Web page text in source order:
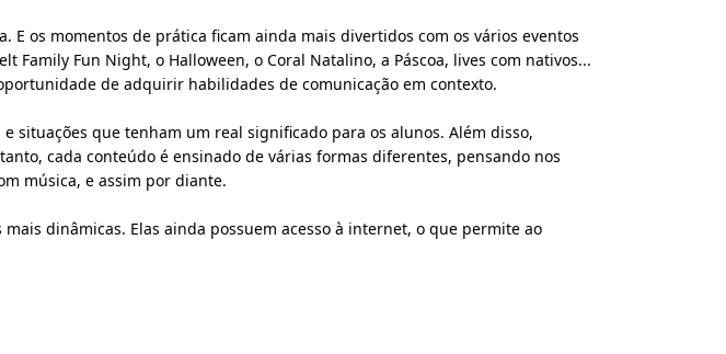
os momentos de prática ficam ainda mais divertidos com os vários eventos
Family Fun Night, o Halloween, o Coral Natalino, a Páscoa, lives com nativos...
de adquirir habilidades de comunicação em contexto.
situações que tenham um real significado para os alunos. Além disso,
cada conteúdo é ensinado de várias formas diferentes, pensando nos
música, e assim por diante.
dinâmicas. Elas ainda possuem acesso à internet, o que permite ao